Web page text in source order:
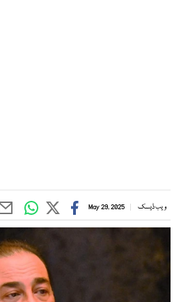
ویب ڈیسک May 29, 2025